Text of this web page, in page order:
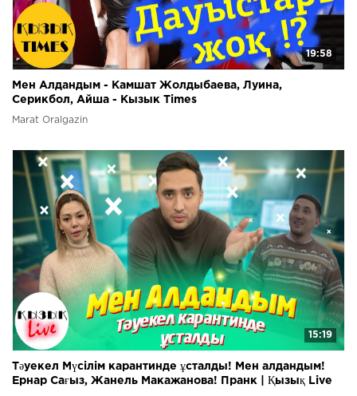
19:58
Мен Алдандым - Камшат Жолдыбаева, Луина,
Серикбол, Айша - Кызык Times
Marat Oralgazin
15:19
Тәуекел Мүсілім карантинде ұсталды! Мен алдандым!
Ернар Сағыз, Жанель Макажанова! Пранк | Қызық Live